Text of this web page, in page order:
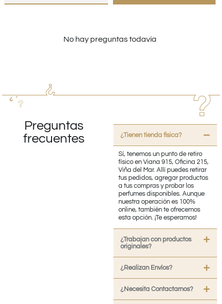
No hay preguntas todavía
Preguntas
frecuentes
¿Tienen tienda fisica?
Sí, tenemos un punto de retiro
físico en Viana 915, Oficina 215,
Viña del Mar. Allí puedes retirar
tus pedidos, agregar productos
a tus compras y probar los
perfumes disponibles. Aunque
nuestra operación es 100%
online, también te ofrecemos
esta opción. ¡Te esperamos!
¿Trabajan con productos
originales?
¿Realizan Envíos?
¿Necesita Contactarnos?